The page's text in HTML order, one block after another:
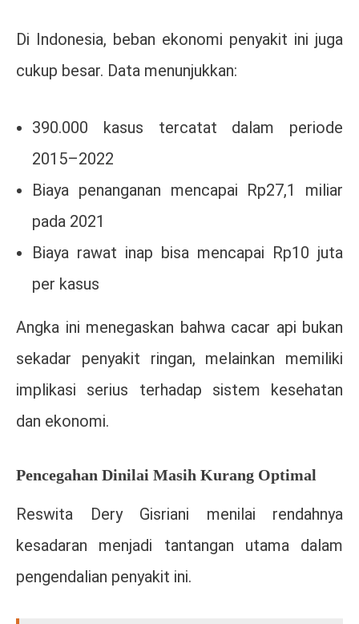
Di Indonesia, beban ekonomi penyakit ini juga
cukup besar. Data menunjukkan:
390.000 kasus tercatat dalam periode
2015–2022
Biaya penanganan mencapai Rp27,1 miliar
pada 2021
Biaya rawat inap bisa mencapai Rp10 juta
per kasus
Angka ini menegaskan bahwa cacar api bukan
sekadar penyakit ringan, melainkan memiliki
implikasi serius terhadap sistem kesehatan
dan ekonomi.
Pencegahan Dinilai Masih Kurang Optimal
Reswita Dery Gisriani menilai rendahnya
kesadaran menjadi tantangan utama dalam
pengendalian penyakit ini.